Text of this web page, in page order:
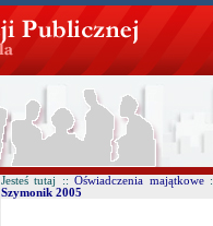
Jesteś tutaj ::Oświadczenia majątkowe
Szymonik 2005